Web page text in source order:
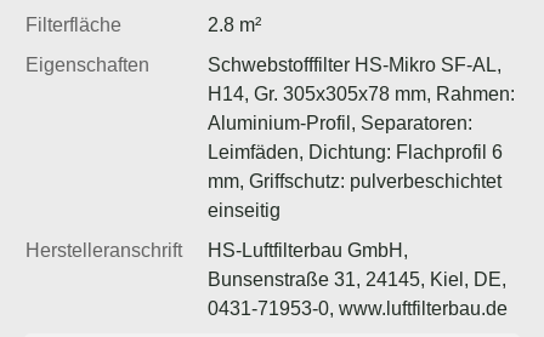
Filterfläche
2.8 m²
Eigenschaften
Schwebstofffilter HS-Mikro SF-AL,
H14, Gr. 305x305x78 mm, Rahmen:
Aluminium-Profil, Separatoren:
Leimfäden, Dichtung: Flachprofil 6
mm, Griffschutz: pulverbeschichtet
einseitig
Herstelleranschrift
HS-Luftfilterbau GmbH,
Bunsenstraße 31, 24145, Kiel, DE,
0431-71953-0, www.luftfilterbau.de